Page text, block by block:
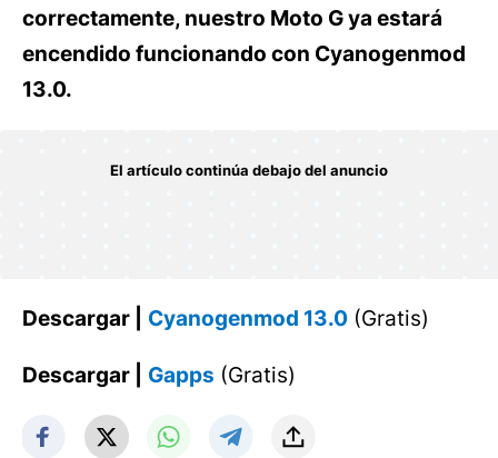
correctamente, nuestro Moto G ya estará
encendido funcionando con Cyanogenmod
13.0.
Descargar | Cyanogenmod 13.0 (Gratis)
Descargar | Gapps (Gratis)